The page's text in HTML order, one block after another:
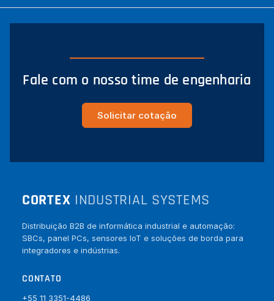
Fale com o nosso time de engenharia
Solicitar cotação
CORTEX INDUSTRIAL SYSTEMS
Distribuição B2B de informática industrial e automação:
SBCs, panel PCs, sensores IoT e soluções de borda para
integradores e indústrias.
CONTATO
+55 11 3351-4486